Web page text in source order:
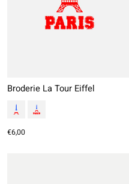
Broderie La Tour Eiffel
€6,00